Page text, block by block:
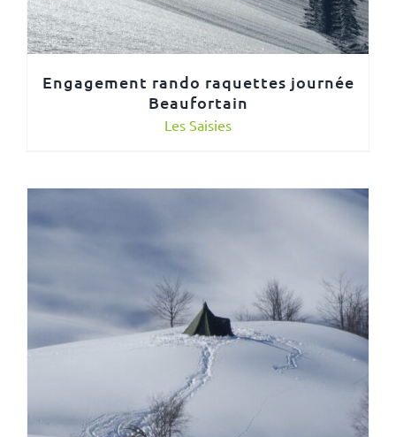
Engagement rando raquettes journée
Beaufortain
Les Saisies